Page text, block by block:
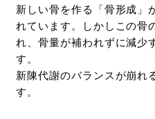
新しい骨を作る「骨形成」
れています。しかしこの骨
れ、骨量が補われずに減少
す。
新陳代謝のバランスが崩れ
す。